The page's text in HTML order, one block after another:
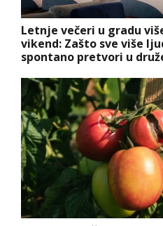
Letnje večeri u gradu
vikend: Zašto sve više
spontano pretvori u